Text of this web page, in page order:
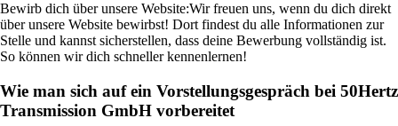
Bewirb dich über unsere Website:Wir freuen uns, wenn du dich direkt
über unsere Website bewirbst! Dort findest du alle Informationen zur
Stelle und kannst sicherstellen, dass deine Bewerbung vollständig ist.
So können wir dich schneller kennenlernen!
Wie man sich auf ein Vorstellungsgespräch bei 50Hertz
Transmission GmbH vorbereitet